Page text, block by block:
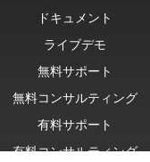
ドキュメント
ライブデモ
無料サポート
無料コンサルティング
有料サポート
有料コンサルティング